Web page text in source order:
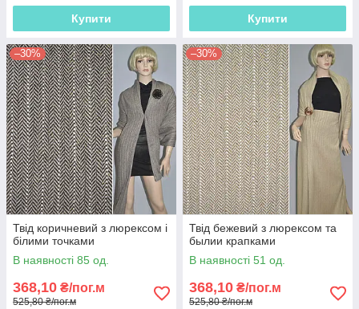
Купити Купити
–30%
Твід коричневий з люрексом і
білими точками
В наявності 85 од.
368,10 ₴/пог.м
525,80 ₴/пог.м
–30%
Твід бежевий з люрексом та
былии крапками
В наявності 51 од.
368,10 ₴/пог.м
525,80 ₴/пог.м